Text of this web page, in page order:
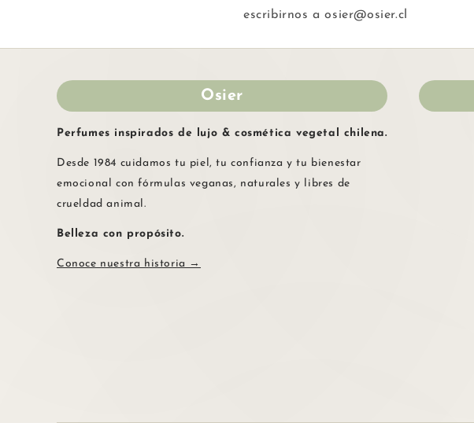
escribirnos a osier@osier.cl
Osier
Perfumes inspirados de lujo & cosmética vegetal chilena.
Desde 1984 cuidamos tu piel, tu confianza y tu bienestar
emocional con fórmulas veganas, naturales y libres de
crueldad animal.
Belleza con propósito.
Conoce nuestra historia →